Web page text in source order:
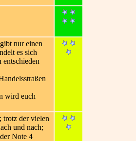
nur einen
es sich
wird euch
trotz der vielen
und nach;
Note 4